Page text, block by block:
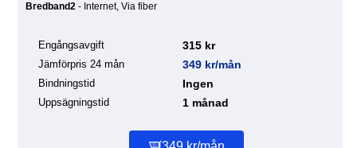
Bredband2 - Internet, Via fiber
Engångsavgift 315 kr
Jämförpris 24 mån 349 kr/mån
Bindningstid Ingen
Uppsägningstid 1 månad